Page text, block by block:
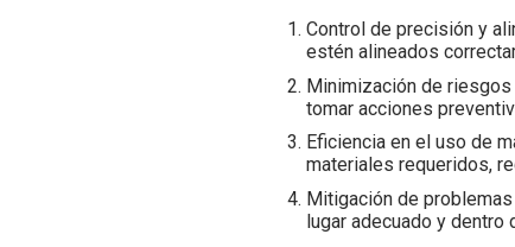
Control de precisión y
estén alineados
Minimización de
tomar acciones
Eficiencia en el uso de
materiales requeridos,
Mitigación de
lugar adecuado y